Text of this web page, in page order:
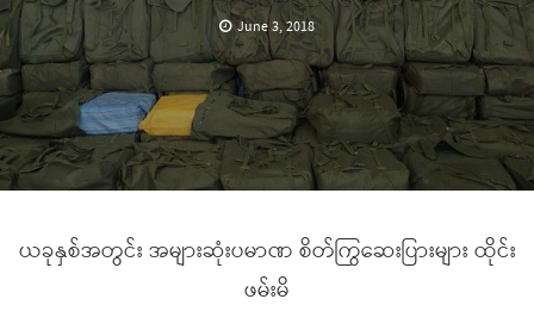
June 3, 2018
ယခုနှစ်အတွင်း အများဆုံးပမာဏ စိတ်ကြွဆေးပြားများ ထိုင်း
ဖမ်းမိ